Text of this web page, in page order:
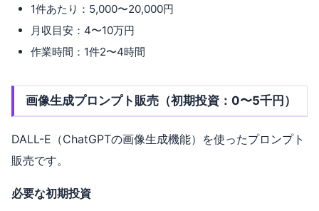
1件あたり：5,000〜20,000円
月収目安：4〜10万円
作業時間：1件2〜4時間
画像生成プロンプト販売（初期投資：0〜5千円）
DALL-E（ChatGPTの画像生成機能）を使ったプロンプト
販売です。
必要な初期投資